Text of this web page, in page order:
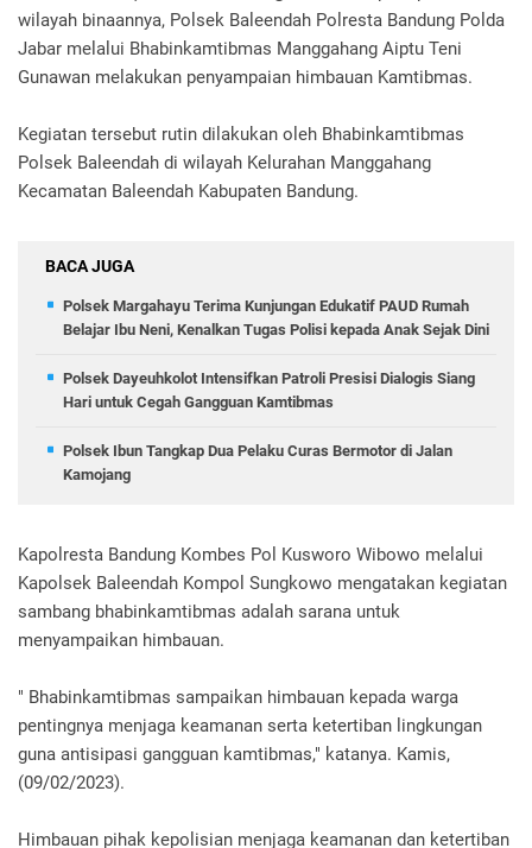
wilayah binaannya, Polsek Baleendah Polresta Bandung Polda
Jabar melalui Bhabinkamtibmas Manggahang Aiptu Teni
Gunawan melakukan penyampaian himbauan Kamtibmas.
Kegiatan tersebut rutin dilakukan oleh Bhabinkamtibmas
Polsek Baleendah di wilayah Kelurahan Manggahang
Kecamatan Baleendah Kabupaten Bandung.
BACA JUGA
Polsek Margahayu Terima Kunjungan Edukatif PAUD Rumah
Belajar Ibu Neni, Kenalkan Tugas Polisi kepada Anak Sejak Dini
Polsek Dayeuhkolot Intensifkan Patroli Presisi Dialogis Siang
Hari untuk Cegah Gangguan Kamtibmas
Polsek Ibun Tangkap Dua Pelaku Curas Bermotor di Jalan
Kamojang
Kapolresta Bandung Kombes Pol Kusworo Wibowo melalui
Kapolsek Baleendah Kompol Sungkowo mengatakan kegiatan
sambang bhabinkamtibmas adalah sarana untuk
menyampaikan himbauan.
" Bhabinkamtibmas sampaikan himbauan kepada warga
pentingnya menjaga keamanan serta ketertiban lingkungan
guna antisipasi gangguan kamtibmas," katanya. Kamis,
(09/02/2023).
Himbauan pihak kepolisian menjaga keamanan dan ketertiban